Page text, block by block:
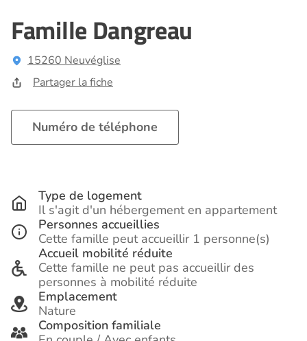
Famille Dangreau
15260 Neuvéglise
Partager la fiche
Numéro de téléphone
Type de logement
Il s'agit d'un hébergement en appartement
Personnes accueillies
Cette famille peut accueillir 1 personne(s)
Accueil mobilité réduite
Cette famille ne peut pas accueillir des
personnes à mobilité réduite
Emplacement
Nature
Composition familiale